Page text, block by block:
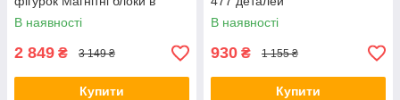
подарунковому боксі
В наявності
2 849 ₴ 3 149 ₴
Купити
В наявності
930 ₴ 1 155 ₴
Купити